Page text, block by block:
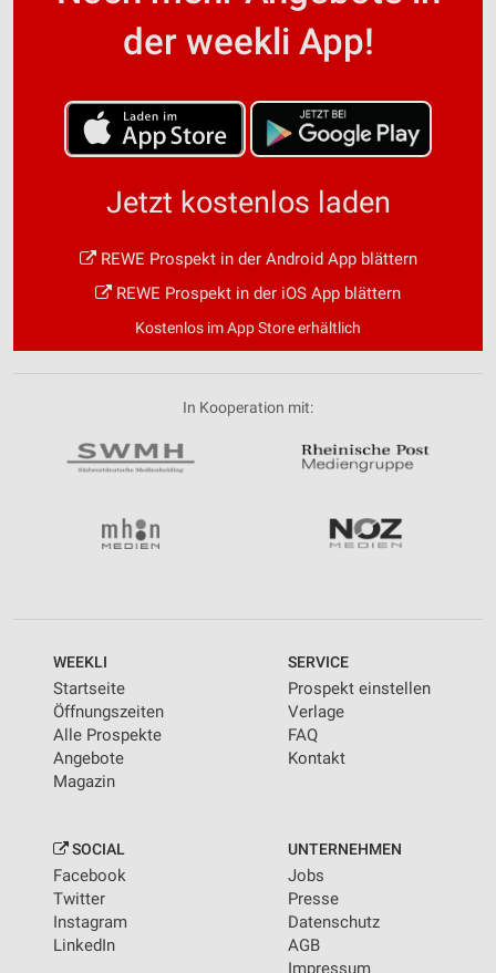
der weekli App!
Jetzt kostenlos laden
REWE Prospekt in der Android App blättern
REWE Prospekt in der iOS App blättern
Kostenlos im App Store erhältlich
In Kooperation mit:
WEEKLI
Startseite
Öffnungszeiten
Alle Prospekte
Angebote
Magazin
SERVICE
Prospekt einstellen
Verlage
FAQ
Kontakt
SOCIAL
Facebook
Twitter
Instagram
LinkedIn
UNTERNEHMEN
Jobs
Presse
Datenschutz
AGB
Impressum